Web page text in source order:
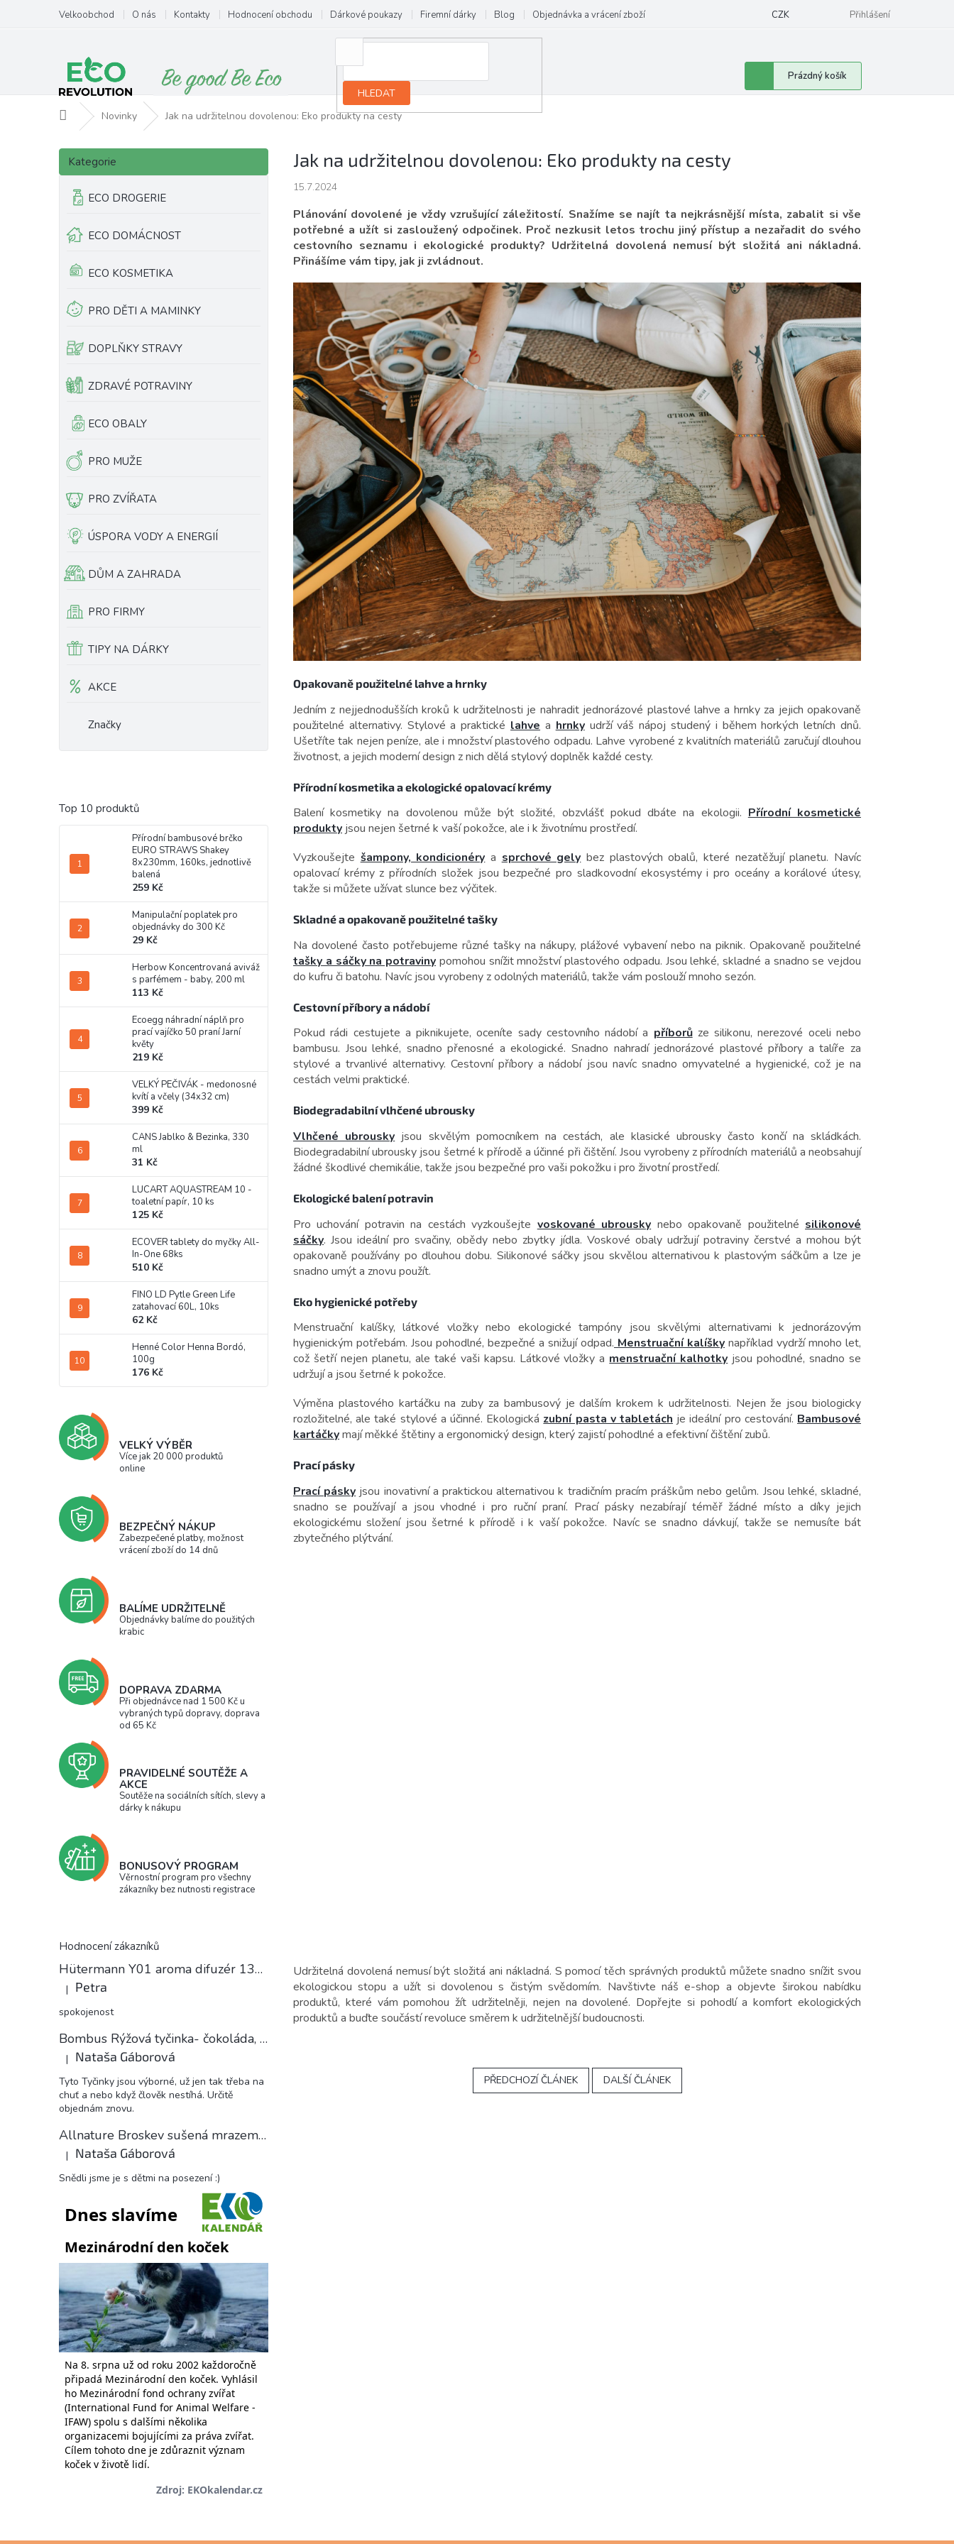
obsah
Velkoobchod O nás Kontakty Hodnocení obchodu Dárkové poukazy Firemní dárky Blog Objednávka a vrácení zboží CZK Přihlášení
HLEDAT
Nákupní
košík
Prázdný košík
Domů Novinky Jak na udržitelnou dovolenou: Eko produkty na cesty
P
s
n
n
Přeskočit
kategorie
Kategorie
ECO DROGERIE
ECO DOMÁCNOST
ECO KOSMETIKA
PRO DĚTI A MAMINKY
DOPLŇKY STRAVY
ZDRAVÉ POTRAVINY
ECO OBALY
PRO MUŽE
PRO ZVÍŘATA
ÚSPORA VODY A ENERGIÍ
DŮM A ZAHRADA
PRO FIRMY
TIPY NA DÁRKY
AKCE
Značky
Top 10 produktů
Přírodní bambusové brčko
EURO STRAWS Shakey
8x230mm, 160ks, jednotlivě
balená
259 Kč
Manipulační poplatek pro
objednávky do 300 Kč
29 Kč
Herbow Koncentrovaná aviváž
s parfémem - baby, 200 ml
113 Kč
Ecoegg náhradní náplň pro
prací vajíčko 50 praní Jarní
květy
219 Kč
VELKÝ PEČIVÁK - medonosné
kvítí a včely (34x32 cm)
399 Kč
CANS Jablko & Bezinka, 330
ml
31 Kč
LUCART AQUASTREAM 10 -
toaletní papír, 10 ks
125 Kč
ECOVER tablety do myčky All-
In-One 68ks
510 Kč
FINO LD Pytle Green Life
zatahovací 60L, 10ks
62 Kč
Henné Color Henna Bordó,
100g
176 Kč
VELKÝ VÝBĚR
Více jak 20 000 produktů
online
BEZPEČNÝ NÁKUP
Zabezpečené platby, možnost
vrácení zboží do 14 dnů
BALÍME UDRŽITELNĚ
Objednávky balíme do použitých
krabic
DOPRAVA ZDARMA
Při objednávce nad 1 500 Kč u
vybraných typů dopravy, doprava
od 65 Kč
PRAVIDELNÉ SOUTĚŽE A
AKCE
Soutěže na sociálních sítích, slevy a
dárky k nákupu
BONUSOVÝ PROGRAM
Věrnostní program pro všechny
zákazníky bez nutnosti registrace
Hodnocení zákazníků
Hütermann Y01 aroma difuzér 130ml světlé dřevo - ultrazvukový, USB.
Hodnocení produktu je 5 z 5 hvězdiček.
| Petra
spokojenost
Bombus Rýžová tyčinka- čokoláda, 18 g
Hodnocení produktu je 5 z 5 hvězdiček.
| Nataša Gáborová
Tyto Tyčinky jsou výborné, už jen tak třeba na
chuť a nebo když člověk nestíhá. Určitě
objednám znovu.
Allnature Broskev sušená mrazem plátky, 15 g
Hodnocení produktu je 5 z 5 hvězdiček.
| Nataša Gáborová
Snědli jsme je s dětmi na posezení :)
Jak na udržitelnou dovolenou: Eko produkty na cesty
15.7.2024
Plánování dovolené je vždy vzrušující záležitostí. Snažíme se najít ta nejkrásnější místa, zabalit si vše
potřebné a užít si zasloužený odpočinek. Proč nezkusit letos trochu jiný přístup a nezařadit do svého
cestovního seznamu i ekologické produkty? Udržitelná dovolená nemusí být složitá ani nákladná.
Přinášíme vám tipy, jak ji zvládnout.
Opakovaně použitelné lahve a hrnky
Jedním z nejjednodušších kroků k udržitelnosti je nahradit jednorázové plastové lahve a hrnky za jejich opakovaně
použitelné alternativy. Stylové a praktické lahve a hrnkyudrží váš nápoj studený i během horkých letních dnů.
Ušetříte tak nejen peníze, ale i množství plastového odpadu. Lahve vyrobené z kvalitních materiálů zaručují dlouhou
životnost, a jejich moderní design z nich dělá stylový doplněk každé cesty.
Přírodní kosmetika a ekologické opalovací krémy
Balení kosmetiky na dovolenou může být složité, obzvlášť pokud dbáte na ekologii. Přírodní kosmetické
produkty jsou nejen šetrné k vaší pokožce, ale i k životnímu prostředí.
Vyzkoušejte šampony, kondicionéry a sprchové gely bez plastových obalů, které nezatěžují planetu. Navíc
opalovací krémy z přírodních složek jsou bezpečné pro sladkovodní ekosystémy i pro oceány a korálové útesy,
takže si můžete užívat slunce bez výčitek.
Skladné a opakovaně použitelné tašky
Na dovolené často potřebujeme různé tašky na nákupy, plážové vybavení nebo na piknik. Opakovaně použitelné
tašky a sáčky na potraviny pomohou snížit množství plastového odpadu. Jsou lehké, skladné a snadno se vejdou
do kufru či batohu. Navíc jsou vyrobeny z odolných materiálů, takže vám poslouží mnoho sezón.
Cestovní příbory a nádobí
Pokud rádi cestujete a piknikujete, oceníte sady cestovního nádobí a příborůze silikonu, nerezové oceli nebo
bambusu. Jsou lehké, snadno přenosné a ekologické. Snadno nahradí jednorázové plastové příbory a talíře za
stylové a trvanlivé alternativy. Cestovní příbory a nádobí jsou navíc snadno omyvatelné a hygienické, což je na
cestách velmi praktické.
Biodegradabilní vlhčené ubrousky
Vlhčené ubrousky jsou skvělým pomocníkem na cestách, ale klasické ubrousky často končí na skládkách.
Biodegradabilní ubrousky jsou šetrné k přírodě a účinné při čištění. Jsou vyrobeny z přírodních materiálů a neobsahují
žádné škodlivé chemikálie, takže jsou bezpečné pro vaši pokožku i pro životní prostředí.
Ekologické balení potravin
Pro uchování potravin na cestách vyzkoušejte voskované ubrousky nebo opakovaně použitelné silikonové
sáčky. Jsou ideální pro svačiny, obědy nebo zbytky jídla. Voskové obaly udržují potraviny čerstvé a mohou být
opakovaně používány po dlouhou dobu. Silikonové sáčky jsou skvělou alternativou k plastovým sáčkům a lze je
snadno umýt a znovu použít.
Eko hygienické potřeby
Menstruační kalíšky, látkové vložky nebo ekologické tampóny jsou skvělými alternativami k jednorázovým
hygienickým potřebám. Jsou pohodlné, bezpečné a snižují odpad. Menstruační kalíšky například vydrží mnoho let,
což šetří nejen planetu, ale také vaši kapsu. Látkové vložky a menstruační kalhotky jsou pohodlné, snadno se
udržují a jsou šetrné k pokožce.
Výměna plastového kartáčku na zuby za bambusový je dalším krokem k udržitelnosti. Nejen že jsou biologicky
rozložitelné, ale také stylové a účinné. Ekologická zubní pasta v tabletách je ideální pro cestování. Bambusové
kartáčkymají měkké štětiny a ergonomický design, který zajistí pohodlné a efektivní čištění zubů.
Prací pásky
Prací pásky jsou inovativní a praktickou alternativou k tradičním pracím práškům nebo gelům. Jsou lehké, skladné,
snadno se používají a jsou vhodné i pro ruční praní. Prací pásky nezabírají téměř žádné místo a díky jejich
ekologickému složení jsou šetrné k přírodě i k vaší pokožce. Navíc se snadno dávkují, takže se nemusíte bát
zbytečného plýtvání.
Udržitelná dovolená nemusí být složitá ani nákladná. S pomocí těch správných produktů můžete snadno snížit svou
ekologickou stopu a užít si dovolenou s čistým svědomím. Navštivte náš e-shop a objevte širokou nabídku
produktů, které vám pomohou žít udržitelněji, nejen na dovolené. Dopřejte si pohodlí a komfort ekologických
produktů a buďte součástí revoluce směrem k udržitelnější budoucnosti.
PŘEDCHOZÍ ČLÁNEK DALŠÍ ČLÁNEK